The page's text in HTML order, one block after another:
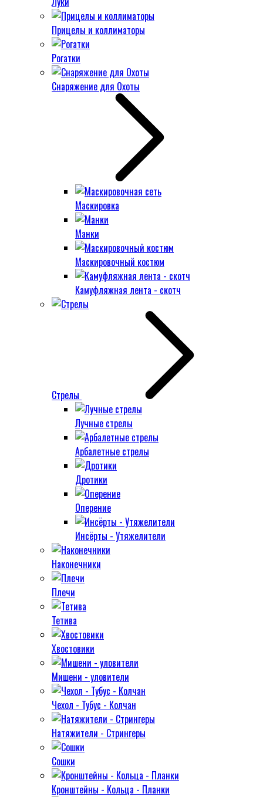
Прицелы и коллиматоры
Рогатки
Снаряжение для Охоты
Маскировка
Манки
Маскировочный костюм
Камуфляжная лента - скотч
Стрелы
Лучные стрелы
Арбалетные стрелы
Дротики
Оперение
Инсёрты - Утяжелители
Наконечники
Плечи
Тетива
Хвостовики
Мишени - уловители
Чехол - Тубус - Колчан
Натяжители - Стрингеры
Сошки
Кронштейны - Кольца - Планки